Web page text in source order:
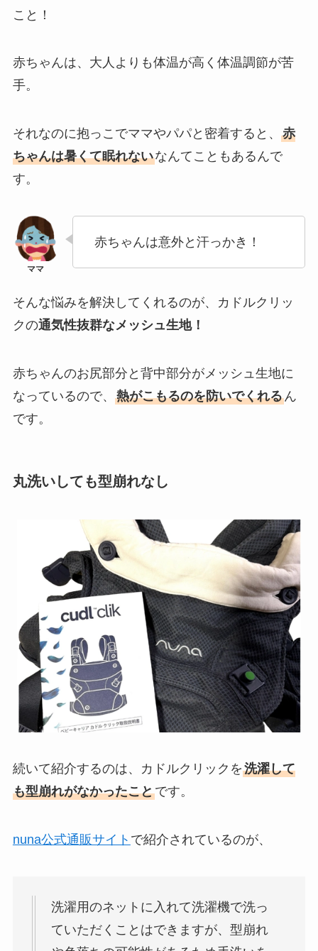
こと！
赤ちゃんは、大人よりも体温が高く体温調節が苦
手。
それなのに抱っこでママやパパと密着すると、 赤
ちゃんは暑くて眠れないなんてことも あるんで
す。
赤ちゃんは意外と汗っかき！
そんな悩みを解決してくれるのが、
カドルクリッ
クの通気性抜群なメッシュ生地！
赤ちゃんのお尻部分と背中部分がメッシュ生地に
なっているので、 熱がこもるのを防いでくれるん
です。
丸洗いしても型崩れなし
続いて紹介するのは、 カドルクリックを洗濯して
も型崩れがなかったことです。
nuna公式通販サイト で紹介されているのが、
洗濯用のネットに入れて洗濯機で洗っ
ていただくことはできますが、型崩れ